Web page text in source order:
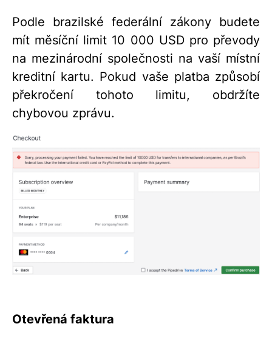
Podle brazilské federální zákony budete
mít měsíční limit 10 000 USD pro převody
na mezinárodní společnosti na vaší místní
kreditní kartu. Pokud vaše platba způsobí
překročení tohoto limitu, obdržíte
chybovou zprávu.
Otevřená faktura